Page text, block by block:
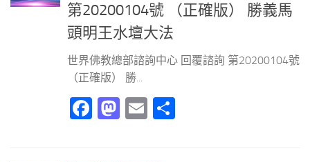
第20200104號 （正確版） 勝義馬
頭明王水壇大法
世界佛教總部諮詢中心 回覆諮詢 第20200104號
（正確版） 勝...
Facebook
Mastodon
Email